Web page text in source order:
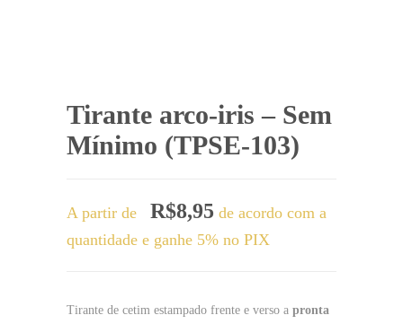
Tirante arco-iris – Sem
Mínimo (TPSE-103)
A partir de R$8,95 de acordo com a
quantidade e ganhe 5% no PIX
Tirante de cetim estampado frente e verso a pronta